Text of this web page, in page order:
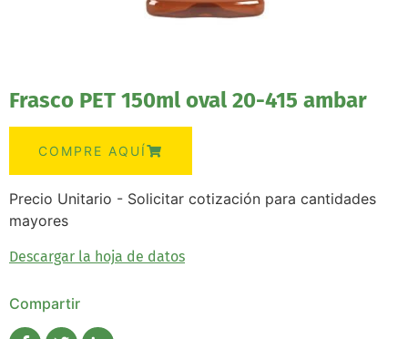
Frasco PET 150ml oval 20-415 ambar
COMPRE AQUÍ
Precio Unitario - Solicitar cotización para cantidades
mayores
Descargar la hoja de datos
Compartir